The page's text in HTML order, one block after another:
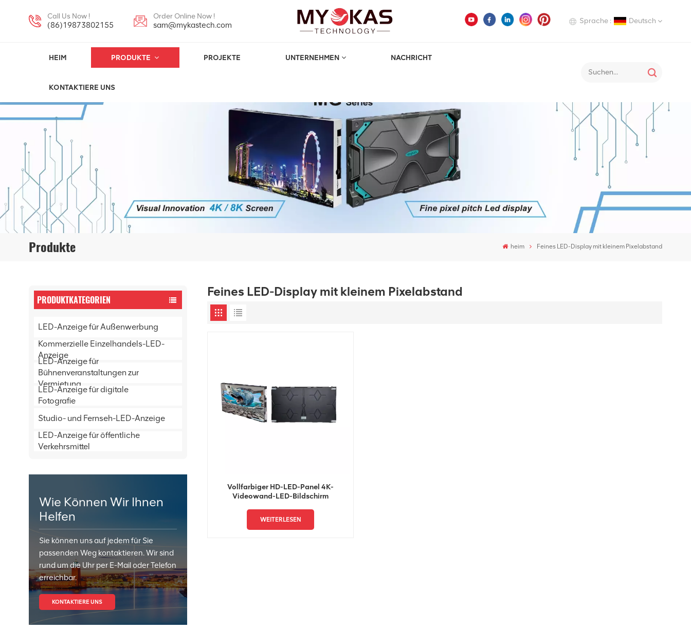
Call Us Now !
(86)19873802155
Order Online Now !
sam@mykastech.com Sprache : Deutsch
Italiano
Español
HEIM PRODUKTE PROJEKTE UNTERNEHMEN NACHRICHT
KONTAKTIERE UNS
Produkte heim Feines LED-Display mit kleinem Pixelabstand
PRODUKTKATEGORIEN
LED-Anzeige für Außenwerbung
Kommerzielle Einzelhandels-LED-
Anzeige
LED-Anzeige für
Bühnenveranstaltungen zur
Vermietung
LED-Anzeige für digitale
Fotografie
Studio- und Fernseh-LED-Anzeige
LED-Anzeige für öffentliche
Verkehrsmittel
Wie Können Wir Ihnen
Helfen
Sie können uns auf jedem für Sie
passenden Weg kontaktieren. Wir sind
rund um die Uhr per E-Mail oder Telefon
erreichbar.
KONTAKTIERE UNS
Feines LED-Display mit kleinem Pixelabstand
Vollfarbiger HD-LED-Panel 4K-
Videowand-LED-Bildschirm
WEITERLESEN